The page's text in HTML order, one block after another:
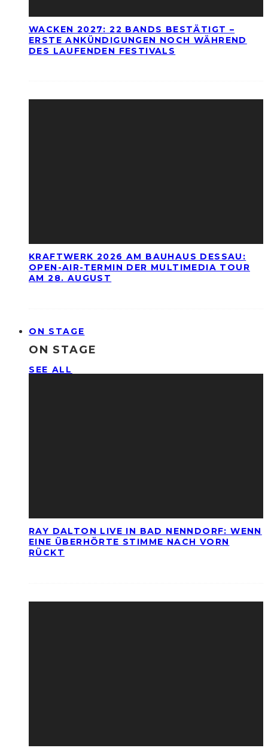
WACKEN 2027: 22 BANDS BESTÄTIGT –
ERSTE ANKÜNDIGUNGEN NOCH WÄHREND
DES LAUFENDEN FESTIVALS
KRAFTWERK 2026 AM BAUHAUS DESSAU:
OPEN-AIR-TERMIN DER MULTIMEDIA TOUR
AM 28. AUGUST
ON STAGE
ON STAGE
SEE ALL
RAY DALTON LIVE IN BAD NENNDORF: WENN
EINE ÜBERHÖRTE STIMME NACH VORN
RÜCKT